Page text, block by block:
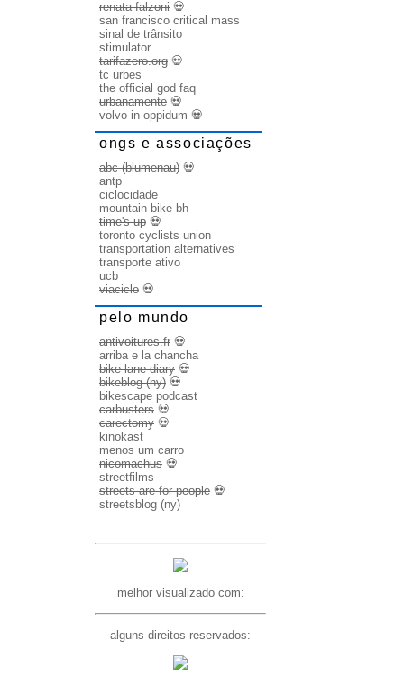
renata falzoni 💀
san francisco critical mass
sinal de trânsito
stimulator
tarifazero.org 💀
tc urbes
the official god faq
urbanamente 💀
volvo in oppidum 💀
ongs e associações
abc (blumenau) 💀
antp
ciclocidade
mountain bike bh
time's up 💀
toronto cyclists union
transportation alternatives
transporte ativo
ucb
viaciclo 💀
pelo mundo
antivoitures.fr 💀
arriba e la chancha
bike lane diary 💀
bikeblog (ny) 💀
bikescape podcast
carbusters 💀
carectomy 💀
kinokast
menos um carro
nicomachus 💀
streetfilms
streets are for people 💀
streetsblog (ny)
melhor visualizado com:
alguns direitos reservados: